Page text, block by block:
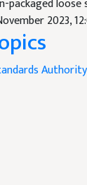
packaged loose
2023,